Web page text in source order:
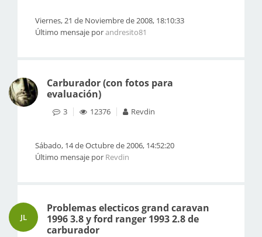
Viernes, 21 de Noviembre de 2008, 18:10:33
Último mensaje porandresito81
Carburador (con fotos para
evaluación)
3 12376 Revdin
Sábado, 14 de Octubre de 2006, 14:52:20
Último mensaje por Revdin
JL
Problemas electicos grand caravan
1996 3.8 y ford ranger 1993 2.8 de
carburador